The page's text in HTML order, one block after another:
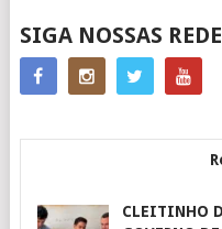
SIGA NOSSAS
CLEITINHO